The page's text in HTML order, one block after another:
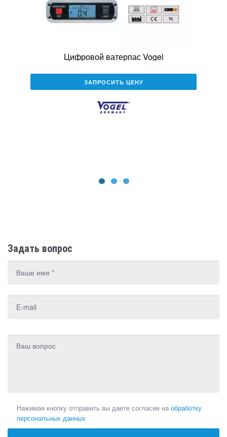
Цифровой ватерпас Vogel
ЗАПРОСИТЬ ЦЕНУ
Задать вопрос
Нажимая кнопку отправить вы даете согласие на обработку
персональных данных